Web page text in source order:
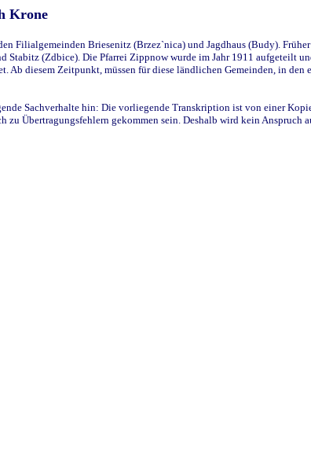
Krone
Filialgemeinden Briesenitz (Brzez`nica) und Jagdhaus (Budy).
(Zdbice). Die Pfarrei Zippnow wurde im Jahr 1911 aufgeteilt
diesem Zeitpunkt, müssen für diese ländlichen Gemeinden, in den
Sachverhalte hin: Die vorliegende Transkription ist von einer
Übertragungsfehlern gekommen sein. Deshalb wird kein Anspruch